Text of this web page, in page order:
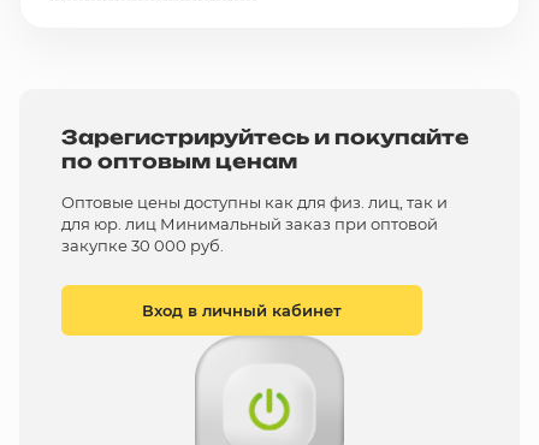
Зарегистрируйтесь и покупайте
по оптовым ценам
Оптовые цены доступны как для физ. лиц, так и
для юр. лиц Минимальный заказ при оптовой
закупке 30 000 руб.
Вход в личный кабинет